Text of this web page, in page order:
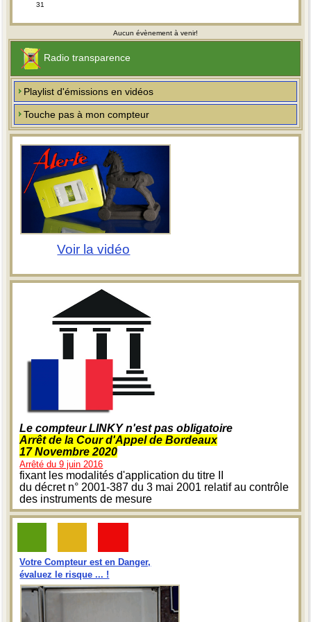
31
Aucun évènement à venir!
Radio transparence
Playlist d'émissions en vidéos
Touche pas à mon compteur
Voir la vidéo
Le compteur LINKY n'est pas obligatoire
Arrêt de la Cour d'Appel de Bordeaux
17 Novembre 2020
Arrêté du 9 juin 2016
fixant les modalités d'application du titre II
du décret n° 2001-387 du 3 mai 2001 relatif au contrôle
des instruments de mesure
Votre Compteur est en Danger,
évaluez le risque ... !